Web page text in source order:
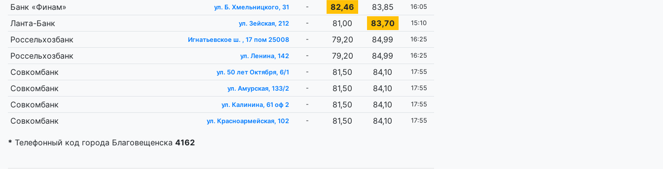
Банк «Финам» ул. Б. Хмельницкого, 31 - 82,46 83,85 16:05
Ланта-Банк ул. Зейская, 212 - 81,00 83,70 15:10
Россельхозбанк Игнатьевское ш. , 17 пом 25008 - 79,20 84,99 16:25
Россельхозбанк ул. Ленина, 142 - 79,20 84,99 16:25
Совкомбанк ул. 50 лет Октября, 6/1 - 81,50 84,10 17:55
Совкомбанк ул. Амурская, 133/2 - 81,50 84,10 17:55
Совкомбанк ул. Калинина, 61 оф 2 - 81,50 84,10 17:55
Совкомбанк ул. Красноармейская, 102 - 81,50 84,10 17:55
* Телефонный код города Благовещенска 4162